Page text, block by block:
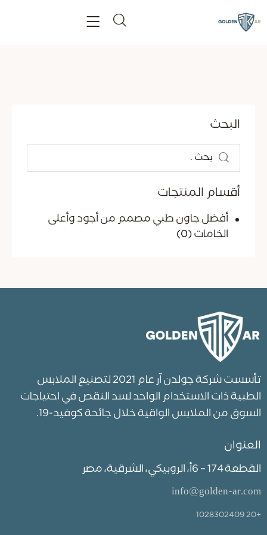
البحث
أقسام المنتجات
أفضل جاون طبي مصمم من أجود وأعلى
الخامات(0)
تأسست شركة جولدن آر عام 2021 لتصنيع الملابس
الطبية ذات الاستخدام الواحد لسد النقص في احتياجات
السوق من الملابس الواقية خلال جائحة كوفيد-19.
العنوان
القطعة 174 – 6أ، الروبيكي، الشرقية، مصر
info@golden-ar.com
+20 1028302409